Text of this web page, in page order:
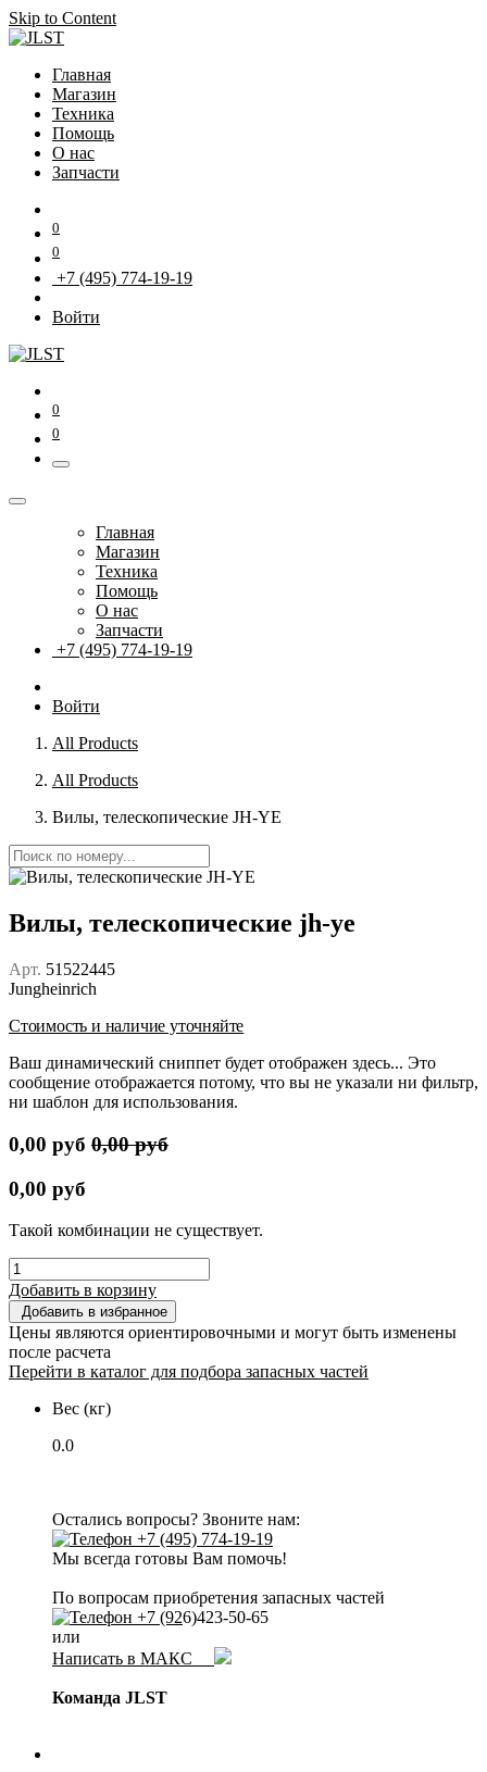
Skip to Content
Главная
Магазин
Техника
Помощь
О нас
Запчасти
0
0
+7 (495) 774-19-19
Войти
0
0
Главная
Магазин
Техника
Помощь
О нас
Запчасти
+7 (495) 774-19-19
Войти
All Products
All Products
Вилы, телескопические JH-YE
Вилы, телескопические jh-ye
Арт. 51522445
Jungheinrich
Стоимость и наличие уточняйте
Ваш динамический сниппет будет отображен здесь... Это
сообщение отображается потому, что вы не указали ни фильтр,
ни шаблон для использования.
0,00 руб 0,00руб
0,00 руб
Такой комбинации не существует.
Добавить в корзину
Добавить в избранное
Цены являются ориентировочными и могут быть изменены
после расчета
Перейти в каталог для подбора запасных частей
Вес (кг)
0.0
Остались вопросы? Звоните нам:
+7 (495) 774-19-19
Мы всегда готовы Вам помочь!
По вопросам приобретения запасных частей
+7 (926)423-50-65
или
Написать в МАКС
Команда JLST